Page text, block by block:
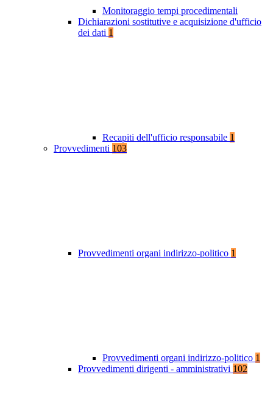
Monitoraggio tempi procedimentali
Dichiarazioni sostitutive e acquisizione d'ufficio
dei dati 1
Recapiti dell'ufficio responsabile 1
Provvedimenti 103
Provvedimenti organi indirizzo-politico 1
Provvedimenti organi indirizzo-politico 1
Provvedimenti dirigenti - amministrativi 102